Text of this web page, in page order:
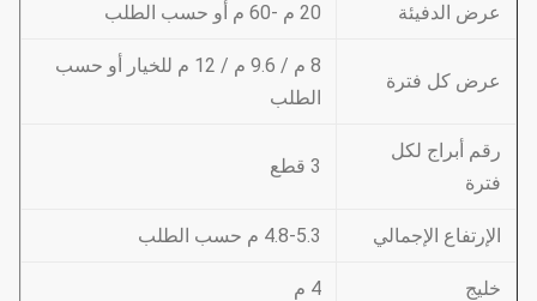
عرض الدفيئة 20 م -60 م أو حسب الطلب
عرض كل فترة
8 م / 9.6 م / 12 م للخيار أو حسب
الطلب
رقم أبراج لكل
فترة
3 قطع
الإرتفاع الإجمالي 4.8-5.3 م حسب الطلب
خليج 4 م